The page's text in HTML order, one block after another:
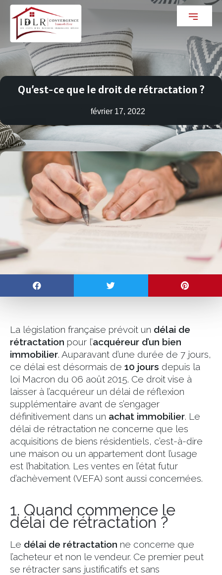
Qu’est-ce que le droit de rétractation ?
février 17, 2022
La législation française prévoit un délai de
rétractation pour l’acquéreur d’un bien
immobilier. Auparavant d’une durée de 7 jours,
ce délai est désormais de 10 jours depuis la
loi Macron du 06 août 2015. Ce droit vise à
laisser à l’acquéreur un délai de réflexion
supplémentaire avant de s’engager
définitivement dans un achat immobilier. Le
délai de rétractation ne concerne que les
acquisitions de biens résidentiels, c’est-à-dire
une maison ou un appartement dont l’usage
est l’habitation. Les ventes en l’état futur
d’achèvement (VEFA) sont aussi concernées.
1. Quand commence le
délai de rétractation ?
Le délai de rétractation ne concerne que
l’acheteur et non le vendeur. Ce premier peut
se rétracter sans justificatifs et sans